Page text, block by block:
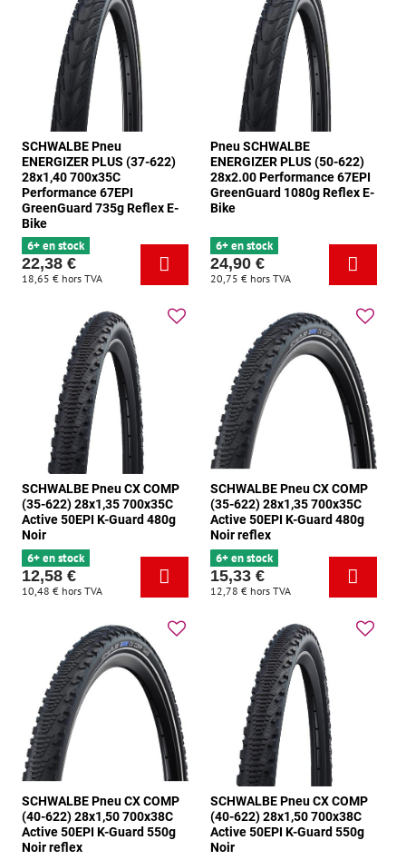
SCHWALBE Pneu
ENERGIZER PLUS (37-622)
28x1,40 700x35C
Performance 67EPI
GreenGuard 735g Reflex E-
Bike
6+ en stock
22,38 €
18,65 € hors TVA
Pneu SCHWALBE
ENERGIZER PLUS (50-622)
28x2.00 Performance 67EPI
GreenGuard 1080g Reflex E-
Bike
6+ en stock
24,90 €
20,75 € hors TVA
SCHWALBE Pneu CX COMP
(35-622) 28x1,35 700x35C
Active 50EPI K-Guard 480g
Noir
6+ en stock
12,58 €
10,48 € hors TVA
SCHWALBE Pneu CX COMP
(35-622) 28x1,35 700x35C
Active 50EPI K-Guard 480g
Noir reflex
6+ en stock
15,33 €
12,78 € hors TVA
SCHWALBE Pneu CX COMP
(40-622) 28x1,50 700x38C
Active 50EPI K-Guard 550g
Noir reflex
SCHWALBE Pneu CX COMP
(40-622) 28x1,50 700x38C
Active 50EPI K-Guard 550g
Noir